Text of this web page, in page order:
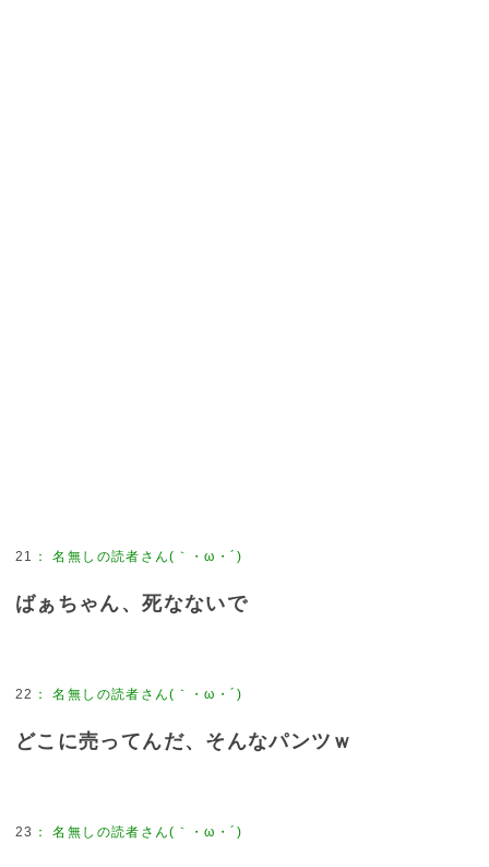
21 ：名無しの読者さん(｀・ω・´)
ばぁちゃん、死なないで
22 ：名無しの読者さん(｀・ω・´)
どこに売ってんだ、そんなパンツｗ
23 ：名無しの読者さん(｀・ω・´)